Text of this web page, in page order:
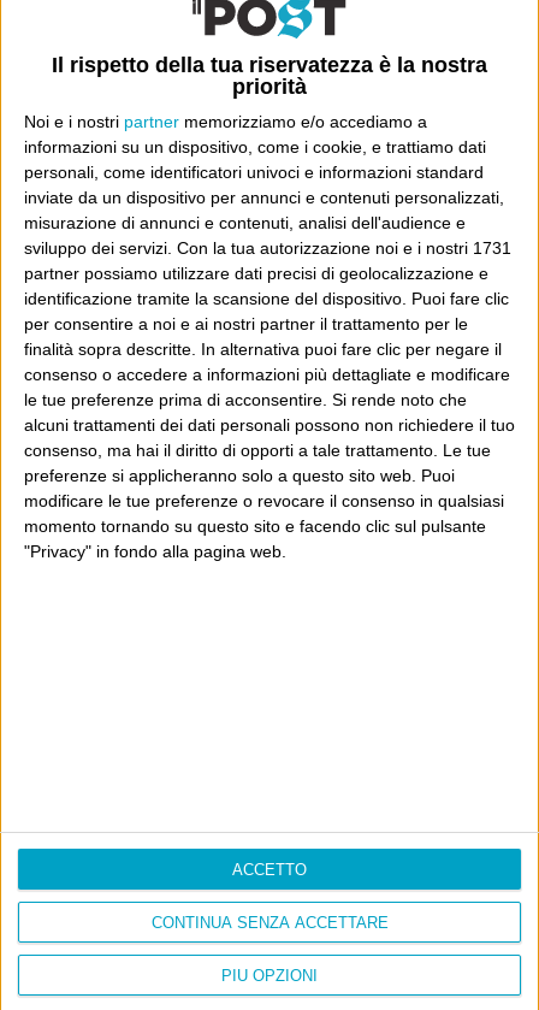
Il rispetto della tua riservatezza è la nostra
priorità
Noi e i nostri partner memorizziamo e/o accediamo a
informazioni su un dispositivo, come i cookie, e trattiamo dati
personali, come identificatori univoci e informazioni standard
inviate da un dispositivo per annunci e contenuti personalizzati,
misurazione di annunci e contenuti, analisi dell'audience e
sviluppo dei servizi. Con la tua autorizzazione noi e i nostri 1731
partner possiamo utilizzare dati precisi di geolocalizzazione e
identificazione tramite la scansione del dispositivo. Puoi fare clic
per consentire a noi e ai nostri partner il trattamento per le
finalità sopra descritte. In alternativa puoi fare clic per negare il
consenso o accedere a informazioni più dettagliate e modificare
le tue preferenze prima di acconsentire. Si rende noto che
alcuni trattamenti dei dati personali possono non richiedere il tuo
consenso, ma hai il diritto di opporti a tale trattamento. Le tue
preferenze si applicheranno solo a questo sito web. Puoi
modificare le tue preferenze o revocare il consenso in qualsiasi
momento tornando su questo sito e facendo clic sul pulsante
"Privacy" in fondo alla pagina web.
PIÙ OPZIONI
CONTINUA SENZA ACCETTARE
ACCETTO
Ultimi articoli
La sinistra de coccio
Don’t feed the trolls
A chi pensi, quando senti dire “patrimoniale”?
Con due pistole caricate a salve e un canestro di parole
Cinquantaquattro contro quarantasei
Ultimi articoli
La sinistra de coccio